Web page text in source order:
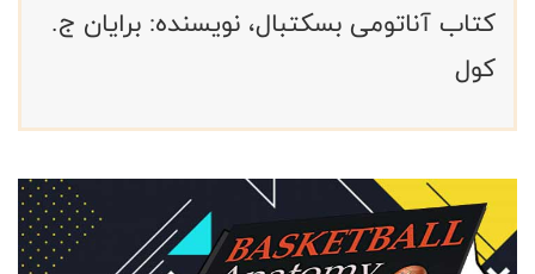
کتاب آناتومی بسکتبال، نویسنده: برایان ج.
کول